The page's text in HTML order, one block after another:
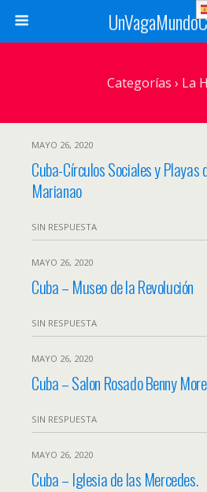
Categorías › La
MAYO 26, 2020
Cuba-Círculos Sociales y Playas
Marianao
SIN RESPUESTA
MAYO 26, 2020
Cuba – Museo de la Revolución
SIN RESPUESTA
MAYO 26, 2020
Cuba – Salon Rosado Benny More
SIN RESPUESTA
MAYO 26, 2020
Cuba – Iglesia de las Mercedes.